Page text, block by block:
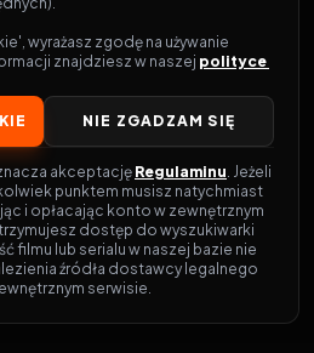
wyrażasz zgodę na używanie
znajdziesz w naszej polityce
NIE ZGADZAM SIĘ
akceptację Regulaminu. Jeżeli
punktem musisz natychmiast
i opłacając konto w zewnętrznym
dostęp do wyszukiwarki
filmu lub serialu w naszej bazie nie
źródła dostawcy legalnego
serwisie.